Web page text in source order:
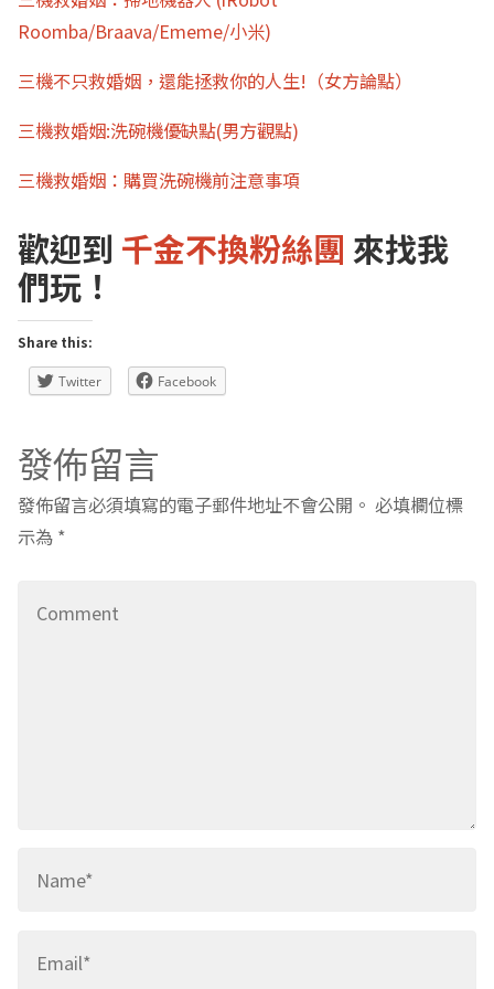
Roomba/Braava/Ememe/小米)
三機不只救婚姻，還能拯救你的人生!（女方論點）
三機救婚姻:洗碗機優缺點(男方觀點)
三機救婚姻：購買洗碗機前注意事項
歡迎到 千金不換粉絲團 來找我
們玩！
Share this:
Twitter Facebook
發佈留言
發佈留言必須填寫的電子郵件地址不會公開。 必填欄位標
示為 *